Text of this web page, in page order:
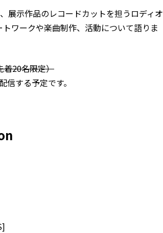
展示作品のレコードカットを担うロディオ
ワークや楽曲制作、活動について語りま
着20名限定）
信する予定です。